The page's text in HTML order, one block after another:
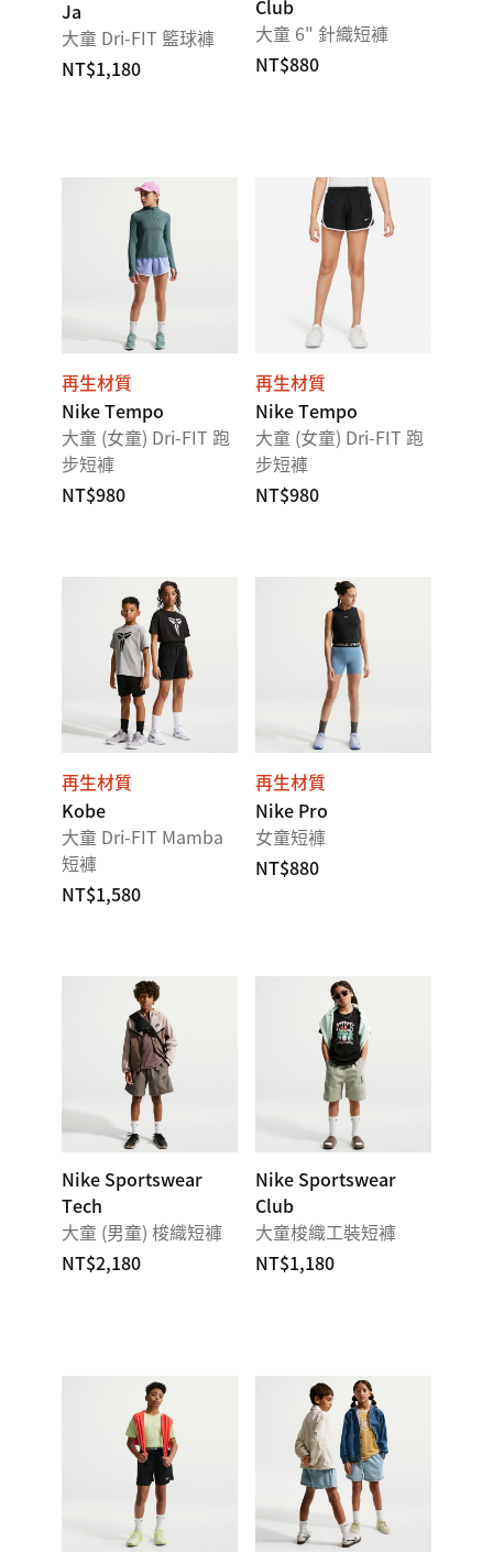
Ja
大童 Dri-FIT 籃球褲
NT$1,180
Club
大童 6" 針織短褲
NT$880
再生材質
Nike Tempo
大童 (女童) Dri-FIT 跑
步短褲
NT$980
再生材質
Nike Tempo
大童 (女童) Dri-FIT 跑
步短褲
NT$980
再生材質
Kobe
大童 Dri-FIT Mamba
短褲
NT$1,580
再生材質
Nike Pro
女童短褲
NT$880
Nike Sportswear
Tech
大童 (男童) 梭織短褲
NT$2,180
Nike Sportswear
Club
大童梭織工裝短褲
NT$1,180